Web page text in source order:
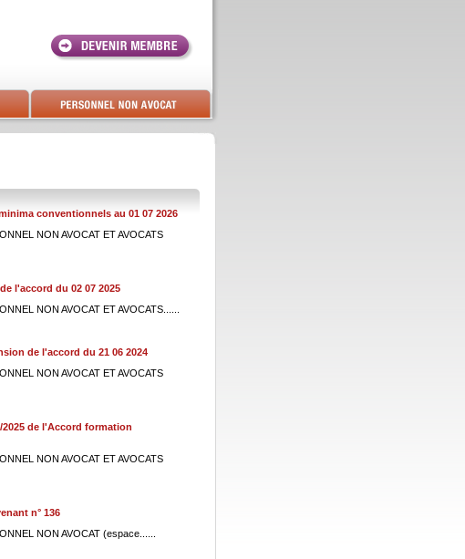
conventionnels au 01 07 2026
NON AVOCAT ET AVOCATS
l'accord du 02 07 2025
NON AVOCAT ET AVOCATS......
de l'accord du 21 06 2024
NON AVOCAT ET AVOCATS
2025 de l'Accord formation
NON AVOCAT ET AVOCATS
n° 136
NON AVOCAT (espace......